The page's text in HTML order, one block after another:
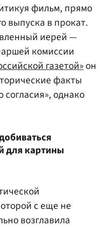
фильм, прямо
выпуска в прокат.
иерей —
комиссии
газетой»он
факты
однако
для картины
с еще не
возглавила